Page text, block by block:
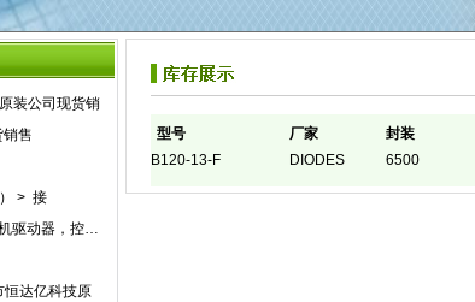
型号 厂家 封装
B120-13-F
DIODES 6500
装公司现货销
售
> 接
驱动器，控…
恒达亿科技原